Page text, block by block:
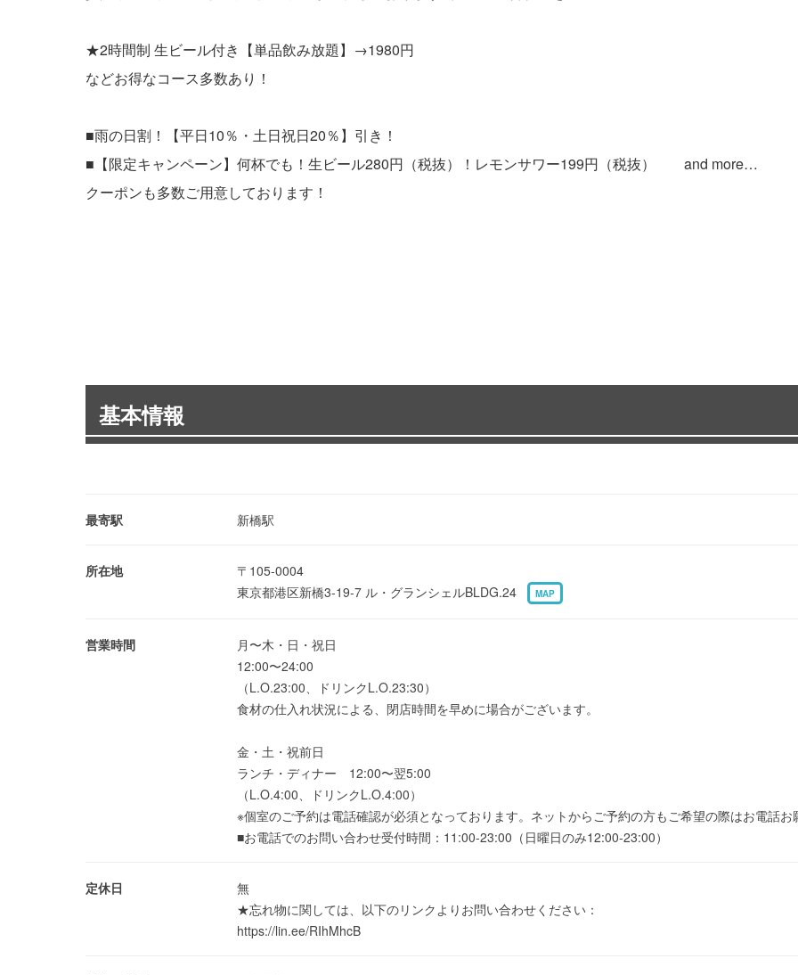
★2時間制 生ビール付き【単品飲み放題】→1980円
などお得なコース多数あり！
■雨の日割！【平日10％・土日祝日20％】引き！
■【限定キャンペーン】何杯でも！生ビール280円（税抜）！レモンサワー199円（税抜） and more…
クーポンも多数ご用意しております！
基本情報
最寄駅 新橋駅
所在地
〒105-0004
東京都港区新橋3-19-7 ル・グランシェルBLDG.24
MAP
営業時間
月〜木・日・祝日
12:00〜24:00
（L.O.23:00、ドリンクL.O.23:30）
食材の仕入れ状況による、閉店時間を早めに場合がございます。
金・土・祝前日
ランチ・ディナー 12:00〜翌5:00
（L.O.4:00、ドリンクL.O.4:00）
※個室のご予約は電話確認が必須となっております。ネットからご予約の方もご希望の際はお電話お
■お電話でのお問い合わせ受付時間：11:00-23:00（日曜日のみ12:00-23:00）
定休日
無
★忘れ物に関しては、以下のリンクよりお問い合わせください：
https://lin.ee/RIhMhcB